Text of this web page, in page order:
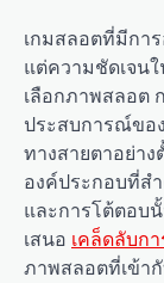
เกมสลอตที่มีกา
แต่ความชัดเจน
เลือกภาพสลอต
ประสบการณ์ขอ
ทางสายตาอย่า
องค์ประกอบที่ส
และการโต้ตอบ
เสนอ เคล็ดลับก
ภาพสลอตที่เข้า